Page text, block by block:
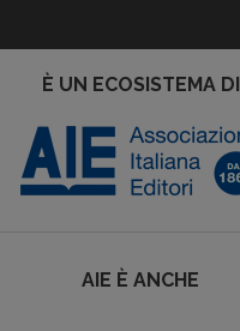
È UN ECOSISTEMA DI
AIE È ANCHE